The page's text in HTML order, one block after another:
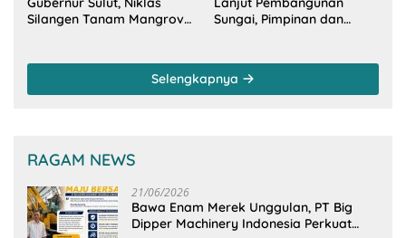
Silangen Tanam Mangrove
Sungai, Pimpinan dan
Kementerian PU-RI
Selengkapnya
RAGAM NEWS
21/06/2026
Bawa Enam Merek Unggulan, PT Big
Dipper Machinery Indonesia Perkuat